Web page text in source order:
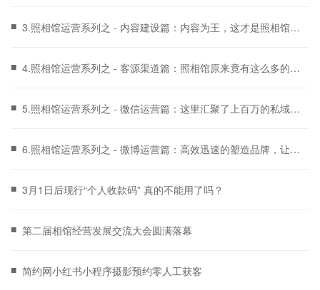
■ 3.照相馆运营系列之 - 内容建设篇：内容为王，这才是照相馆商
■ 4.照相馆运营系列之 - 客源渠道篇：照相馆原来竟有这么多的客
■ 5.照相馆运营系列之 - 微信运营篇：这里汇聚了上百万的私域流
■ 6.照相馆运营系列之 - 微博运营篇：高效迅速的塑造品牌，让你
■ 3月1日后现行“个人收款码” 真的不能用了吗？
■ 第二届相馆经营发展交流大会圆满落幕
■ 简约网小红书小程序摄影预约零人工获客